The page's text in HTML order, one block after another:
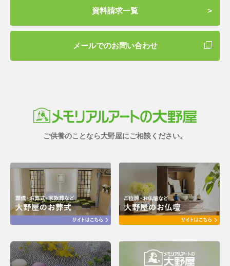
資料請求一覧
メールでのお問い合わせ
ご供養のことなら大野屋にご相談ください。